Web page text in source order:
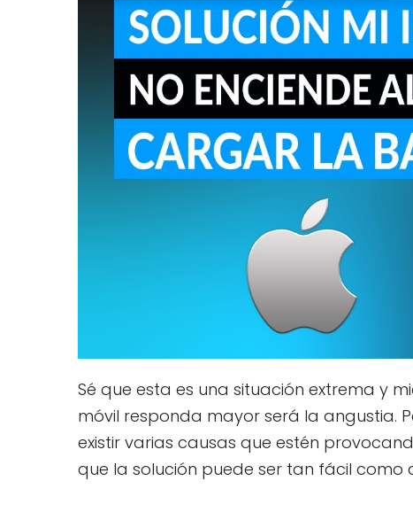
Sé que esta es una situación extrema y
móvil responda mayor será la angustia.
existir varias causas que estén
que la solución puede ser tan fácil